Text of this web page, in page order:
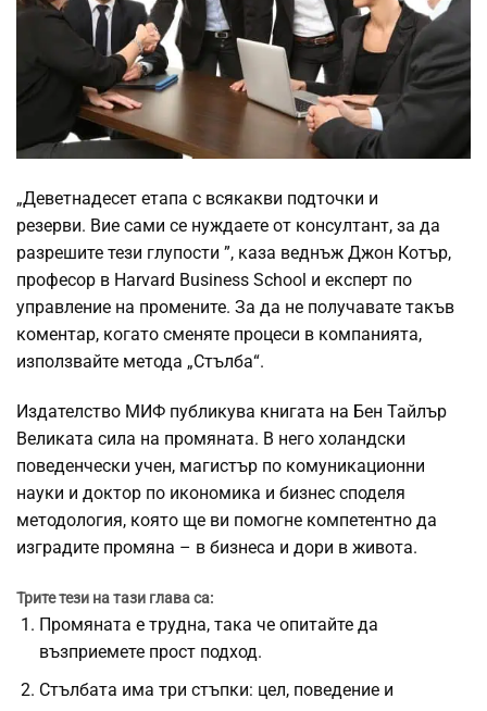
„Деветнадесет етапа с всякакви подточки и
резерви. Вие сами се нуждаете от консултант, за да
разрешите тези глупости ”, каза веднъж Джон Котър,
професор в Harvard Business School и експерт по
управление на промените. За да не получавате такъв
коментар, когато сменяте процеси в компанията,
използвайте метода „Стълба“.
Издателство МИФ публикува книгата на Бен Тайлър
Великата сила на промяната. В него холандски
поведенчески учен, магистър по комуникационни
науки и доктор по икономика и бизнес споделя
методология, която ще ви помогне компетентно да
изградите промяна – в бизнеса и дори в живота.
Трите тези на тази глава са:
Промяната е трудна, така че опитайте да
възприемете прост подход.
Стълбата има три стъпки: цел, поведение и